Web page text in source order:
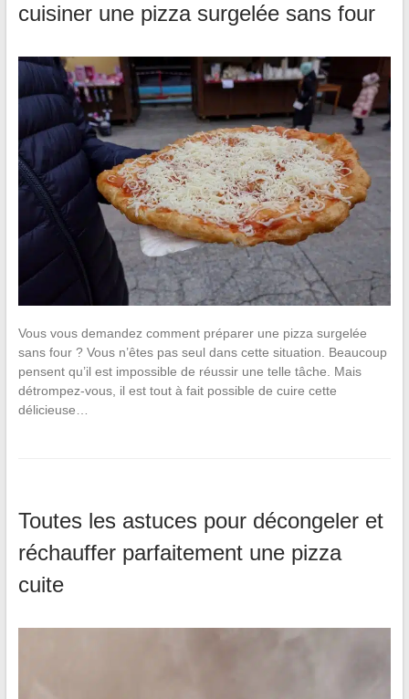
cuisiner une pizza surgelée sans four
Vous vous demandez comment préparer une pizza surgelée
sans four ? Vous n’êtes pas seul dans cette situation. Beaucoup
pensent qu’il est impossible de réussir une telle tâche. Mais
détrompez-vous, il est tout à fait possible de cuire cette
délicieuse…
Toutes les astuces pour décongeler et
réchauffer parfaitement une pizza
cuite